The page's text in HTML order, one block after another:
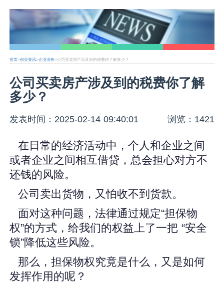
首页>创业资讯>企业法务>公司买卖房产涉及到的税费你了解多少？
公司买卖房产涉及到的税费你了解
多少？
发表时间：2025-02-14 09:40:01 浏览：1421
在日常的经济活动中，个人和企业之间
或者企业之间相互借贷，总会担心对方不
还钱的风险。
公司卖出货物，又怕收不到货款。
面对这种问题，法律通过规定“担保物
权”的方式，给我们的权益上了一把 “安全
锁”降低这些风险。
那么，担保物权究竟是什么，又是如何
发挥作用的呢？